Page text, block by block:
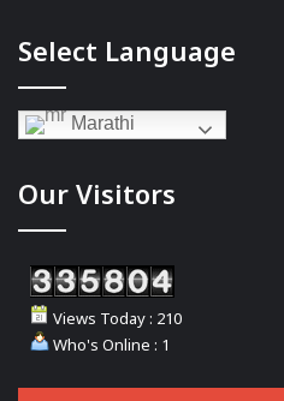
Select Language
Marathi
Our Visitors
Views Today : 210
Who's Online : 1